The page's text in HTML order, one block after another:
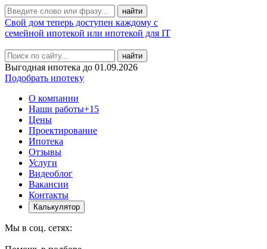
Свой дом теперь доступен каждому с
семейной ипотекой или ипотекой для IT
найти
Выгодная ипотека до 01.09.2026
Подобрать ипотеку
О компании
Наши работы+15
Цены
Проектирование
Ипотека
Отзывы
Услуги
Видеоблог
Вакансии
Контакты
Калькулятор
Мы в соц. сетях: